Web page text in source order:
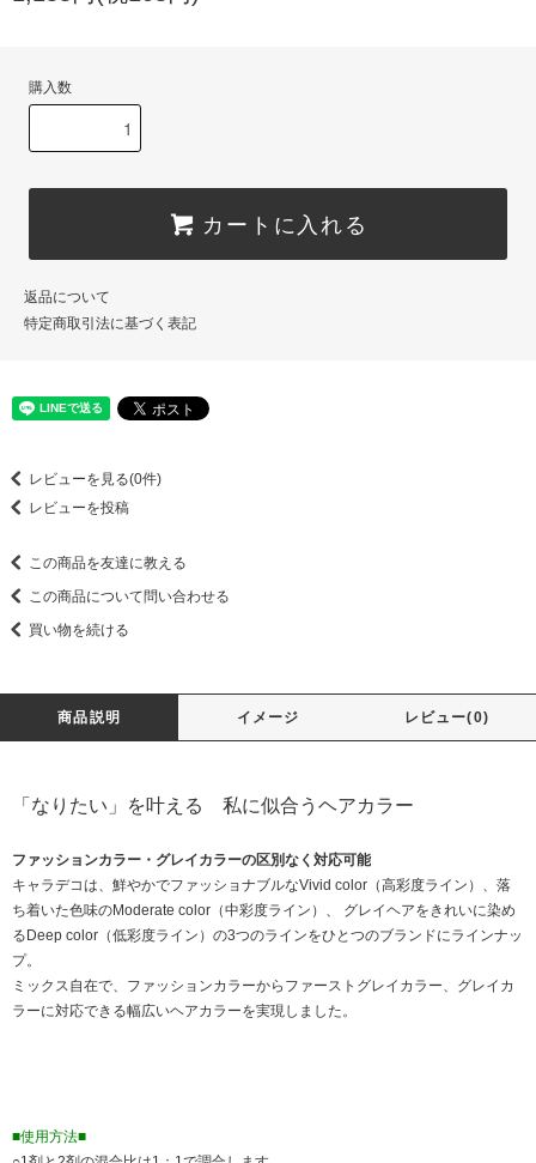
購入数
カートに入れる
返品について
特定商取引法に基づく表記
レビューを見る(0件)
レビューを投稿
この商品を友達に教える
この商品について問い合わせる
買い物を続ける
商品説明 イメージ レビュー(0)
「なりたい」を叶える 私に似合うヘアカラー
ファッションカラー・グレイカラーの区別なく対応可能
キャラデコは、鮮やかでファッショナブルなVivid color（高彩度ライン）、落
ち着いた色味のModerate color（中彩度ライン）、 グレイヘアをきれいに染め
るDeep color（低彩度ライン）の3つのラインをひとつのブランドにラインナッ
プ。
ミックス自在で、ファッションカラーからファーストグレイカラー、グレイカ
ラーに対応できる幅広いヘアカラーを実現しました。
■使用方法■